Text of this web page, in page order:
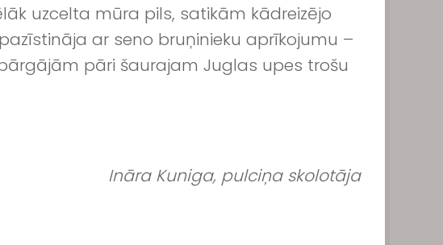
uzcelta mūra pils, satikām kādreizējo
ar seno bruņinieku aprīkojumu –
pāri šaurajam Juglas upes trošu
Ināra Kuniga, pulciņa skolotāja